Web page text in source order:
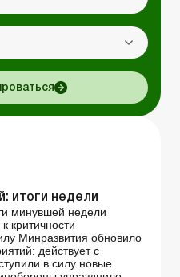
итоги недели
минувшей недели
критичности
Минразвития обновило
действует с
в силу новые